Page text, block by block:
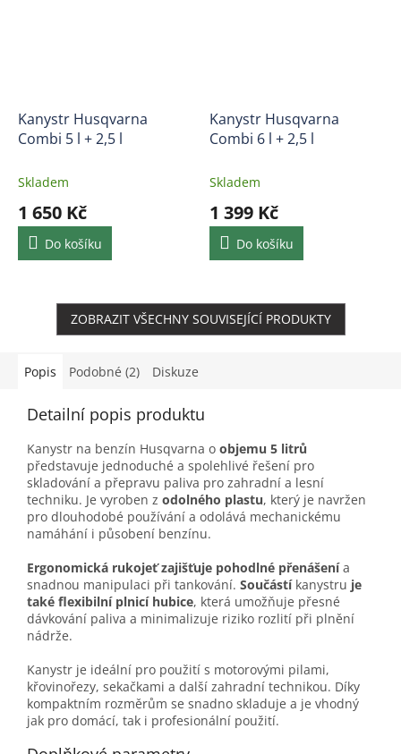
Kanystr Husqvarna
Combi 5 l + 2,5 l
Skladem
1 650 Kč
Do košíku
Kanystr Husqvarna
Combi 6 l + 2,5 l
Skladem
1 399 Kč
Do košíku
ZOBRAZIT VŠECHNY SOUVISEJÍCÍ PRODUKTY
Popis Podobné (2) Diskuze
Detailní popis produktu
Kanystr na benzín Husqvarna o objemu 5 litrů
představuje jednoduché a spolehlivé řešení pro
skladování a přepravu paliva pro zahradní a lesní
techniku. Je vyroben z odolného plastu, který je navržen
pro dlouhodobé používání a odolává mechanickému
namáhání i působení benzínu.
Ergonomická rukojeť zajišťuje pohodlné přenášenía
snadnou manipulaci při tankování. Součástíkanystru je
také flexibilní plnicí hubice, která umožňuje přesné
dávkování paliva a minimalizuje riziko rozlití při plnění
nádrže.
Kanystr je ideální pro použití s motorovými pilami,
křovinořezy, sekačkami a další zahradní technikou. Díky
kompaktním rozměrům se snadno skladuje a je vhodný
jak pro domácí, tak i profesionální použití.